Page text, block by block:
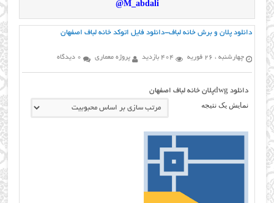
M_abdali@
دانلود پلان و برش خانه لباف-دانلود فایل اتوکد خانه لباف اصفهان
چهارشنبه ، 26 فوریه 404 بازدید پروژه معماری 0 دیدگاه
دانلود dwgپلان خانه لباف اصفهان
نمایش یک نتیجه